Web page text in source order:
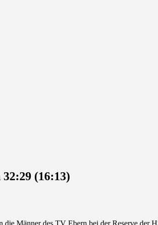
(16:13)
Männer des TV Ebern bei der Reserve